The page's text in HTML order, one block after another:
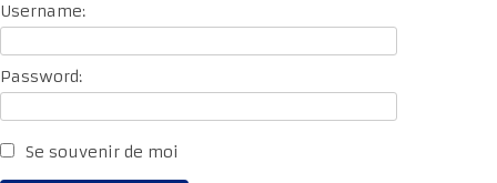
Username:
Password:
Se souvenir de moi